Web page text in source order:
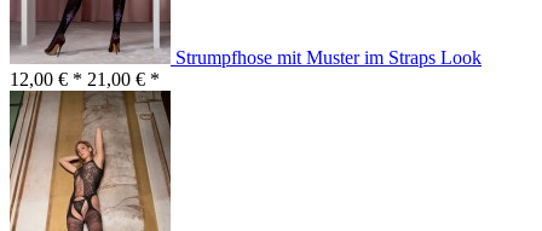
Strumpfhose mit Muster im Straps Look
12,00 € * 21,00 € *